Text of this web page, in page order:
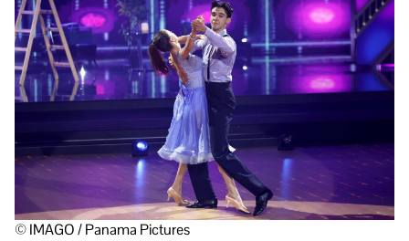
© IMAGO / Panama Pictures